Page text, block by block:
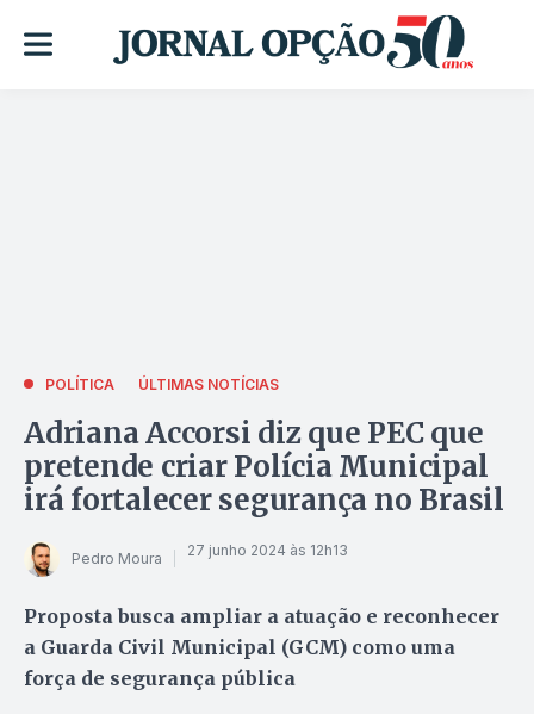
POLÍTICA ÚLTIMAS NOTÍCIAS
Adriana Accorsi diz que PEC que
pretende criar Polícia Municipal
irá fortalecer segurança no Brasil
Pedro Moura 27 junho 2024 às 12h13
Proposta busca ampliar a atuação e reconhecer
a Guarda Civil Municipal (GCM) como uma
força de segurança pública